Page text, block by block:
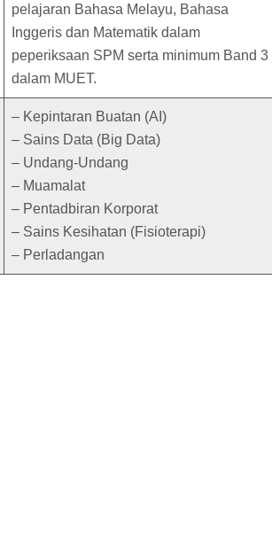
pelajaran Bahasa Melayu, Bahasa
Inggeris dan Matematik dalam
peperiksaan SPM serta minimum Band 3
dalam MUET.
– Kepintaran Buatan (AI)
– Sains Data (Big Data)
– Undang-Undang
– Muamalat
– Pentadbiran Korporat
– Sains Kesihatan (Fisioterapi)
– Perladangan